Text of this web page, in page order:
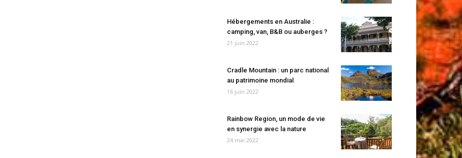
Hébergements en Australie :
camping, van, B&B ou auberges ?
21 juin 2022
Cradle Mountain : un parc national
au patrimoine mondial
16 juin 2022
Rainbow Region, un mode de vie
en synergie avec la nature
24 mai 2022